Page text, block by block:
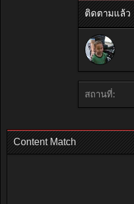
ติดตามแล้ว
สถานที่:
Content Match